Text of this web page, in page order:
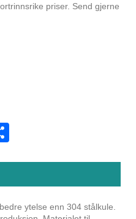
priser. Send gjerne
ytelse enn 304 stålkule.